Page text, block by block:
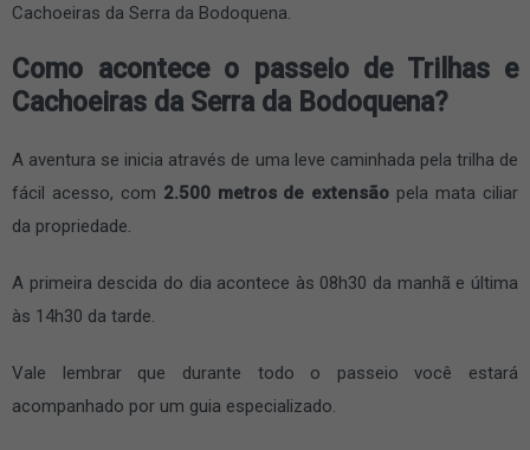
Cachoeiras da Serra da Bodoquena.
Como acontece o passeio de Trilhas e
Cachoeiras da Serra da Bodoquena?
A aventura se inicia através de uma leve caminhada pela trilha de
fácil acesso, com 2.500 metros de extensão pela mata ciliar
da propriedade.
A primeira descida do dia acontece às 08h30 da manhã e última
às 14h30 da tarde.
Vale lembrar que durante todo o passeio você estará
acompanhado por um guia especializado.